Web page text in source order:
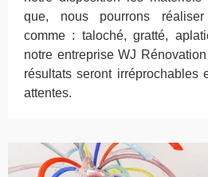
que, nous pourrons réaliser
comme : taloché, gratté,
notre entreprise WJ
résultats seront irréprochables
attentes.